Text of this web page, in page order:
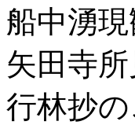
船中湧
矢田寺
行林抄